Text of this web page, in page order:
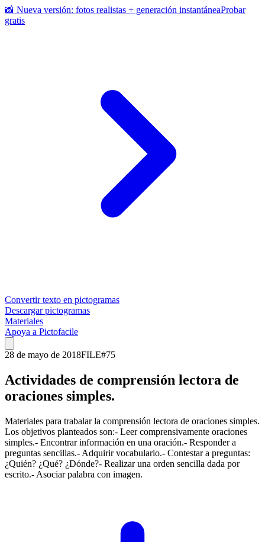
📸 Nueva versión: fotos realistas + generación instantáneaProbar
gratis
Convertir texto en pictogramas
Descargar pictogramas
Materiales
Apoya a Pictofacile
28 de mayo de 2018FILE#75
Actividades de comprensión lectora de
oraciones simples.
Materiales para trabalar la comprensión lectora de oraciones simples.
Los objetivos planteados son:- Leer comprensivamente oraciones
simples.- Encontrar información en una oración.- Responder a
preguntas sencillas.- Adquirir vocabulario.- Contestar a preguntas:
¿Quién? ¿Qué? ¿Dónde?- Realizar una orden sencilla dada por
escrito.- Asociar palabra con imagen.